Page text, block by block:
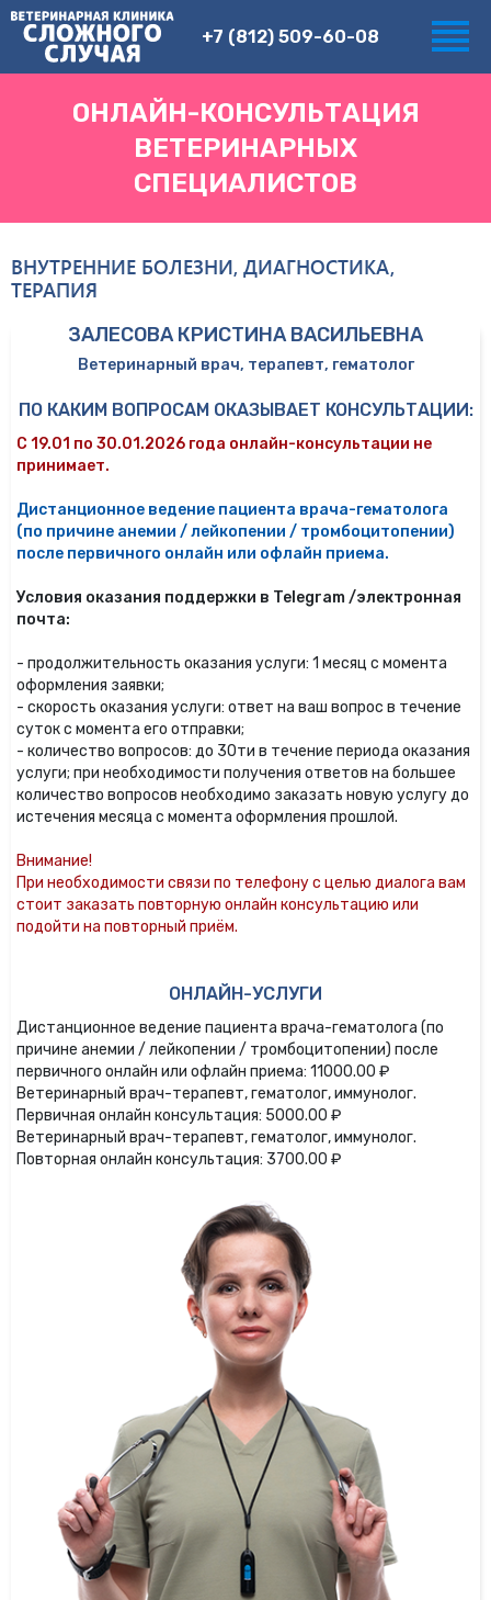
+7 (812) 509-60-08
ОНЛАЙН-КОНСУЛЬТАЦИЯ
ВЕТЕРИНАРНЫХ
СПЕЦИАЛИСТОВ
ВНУТРЕННИЕ БОЛЕЗНИ, ДИАГНОСТИКА,
ТЕРАПИЯ
ЗАЛЕСОВА КРИСТИНА ВАСИЛЬЕВНА
Ветеринарный врач, терапевт, гематолог
ПО КАКИМ ВОПРОСАМ ОКАЗЫВАЕТ КОНСУЛЬТАЦИИ:
С 19.01 по 30.01.2026 года онлайн-консультации не
принимает.
Дистанционное ведение пациента врача-гематолога
(по причине анемии / лейкопении / тромбоцитопении)
после первичного онлайн или офлайн приема.
Условия оказания поддержки в Telegram /электронная
почта:
- продолжительность оказания услуги: 1 месяц с момента
оформления заявки;
- скорость оказания услуги: ответ на ваш вопрос в течение
суток с момента его отправки;
- количество вопросов: до 30ти в течение периода оказания
услуги; при необходимости получения ответов на большее
количество вопросов необходимо заказать новую услугу до
истечения месяца с момента оформления прошлой.
Внимание!
При необходимости связи по телефону с целью диалога вам
стоит заказать повторную онлайн консультацию или
подойти на повторный приём.
ОНЛАЙН-УСЛУГИ
Дистанционное ведение пациента врача-гематолога (по
причине анемии / лейкопении / тромбоцитопении) после
первичного онлайн или офлайн приема: 11000.00 ₽
Ветеринарный врач-терапевт, гематолог, иммунолог.
Первичная онлайн консультация: 5000.00 ₽
Ветеринарный врач-терапевт, гематолог, иммунолог.
Повторная онлайн консультация: 3700.00 ₽